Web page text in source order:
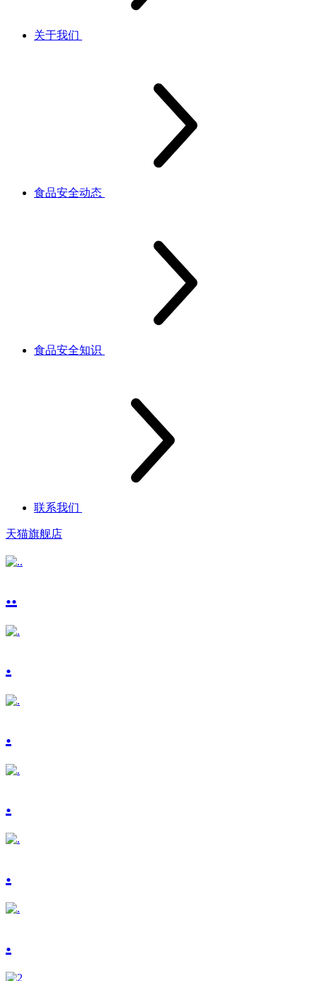
关于我们
食品安全动态
食品安全知识
联系我们
天猫旗舰店
..
.
.
.
.
.